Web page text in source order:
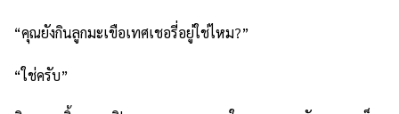
“คุณยังกินลูกมะเขือเทศเชอรี่อยู่ใช่ไหม?”
“ใช่ครับ”